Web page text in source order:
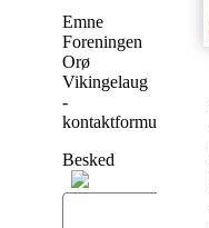
Emne
Foreningen
Orø
Vikingelaug
-
kontaktformular
Besked